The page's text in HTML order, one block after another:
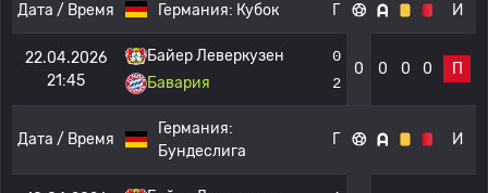
Дата / Время Германия: Кубок Г И
22.04.2026
21:45
Байер Леверкузен
Бавария
0
2
0 0 0 0 П
Дата / Время
Германия:
Бундеслига
Г И